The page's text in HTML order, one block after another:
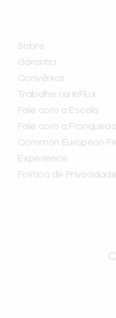
Sobre
Garantia
Convênios
Trabalhe na inFlux
Fale com a Escola
Fale com a
Common European
Experience
Política de Privacidade